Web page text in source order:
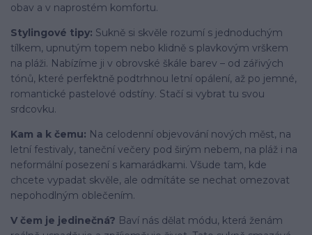
obav a v naprostém komfortu.
Stylingové tipy: Sukně si skvěle rozumí s jednoduchým
tílkem, upnutým topem nebo klidně s plavkovým vrškem
na pláži. Nabízíme ji v obrovské škále barev – od zářivých
tónů, které perfektně podtrhnou letní opálení, až po jemné,
romantické pastelové odstíny. Stačí si vybrat tu svou
srdcovku.
Kam a k čemu: Na celodenní objevování nových měst, na
letní festivaly, taneční večery pod širým nebem, na pláž i na
neformální posezení s kamarádkami. Všude tam, kde
chcete vypadat skvěle, ale odmítáte se nechat omezovat
nepohodlným oblečením.
V čem je jedinečná? Baví nás dělat módu, která ženám